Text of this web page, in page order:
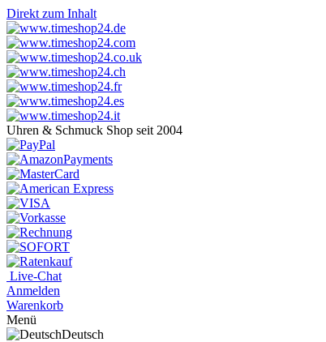
Direkt zum Inhalt
Uhren & Schmuck Shop seit 2004
Live-Chat
Anmelden
Warenkorb
Menü
Deutsch